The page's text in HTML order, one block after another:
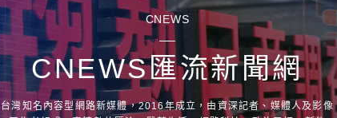
CNEWS
CNEWS匯流新聞網
台灣知名內容型網路新媒體，2016年成立，由資深記者、媒體人及影像